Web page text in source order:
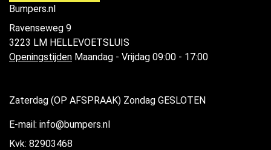
Bumpers.nl
Ravenseweg 9
3223 LM HELLEVOETSLUIS
Openingstijden Maandag - Vrijdag 09:00 - 17:00
Zaterdag (OP AFSPRAAK) Zondag GESLOTEN
E-mail: info@bumpers.nl
Kvk: 82903468